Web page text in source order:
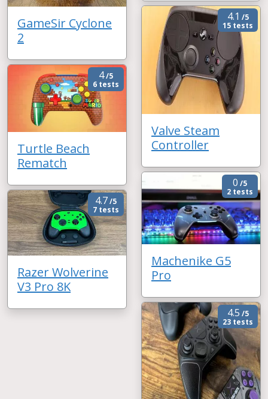
GameSir Cyclone
2
4/5
6 tests
Turtle Beach
Rematch
4.7/5
7 tests
Razer Wolverine
V3 Pro 8K
4.1 /5
15 tests
Valve Steam
Controller
0 /5
2 tests
Machenike G5
Pro
4.5 /5
23 tests